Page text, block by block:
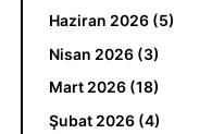
Haziran 2026 (5)
Nisan 2026 (3)
Mart 2026 (18)
Şubat 2026 (4)